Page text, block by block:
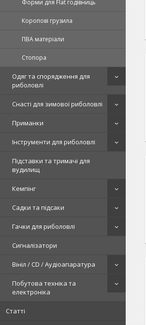
Форми для Flat годівниць
Коропові грузила
ПВА матеріали
Стопора
Одяг та спорядження для
риболовлі
Снасті для зимової риболовлі
Приманки
Інструменти для риболовлі
Підставки та тримачі для
вудилищ
Кемпінг
Садки та підсаки
Гачки для риболовлі
Сигналізатори
Вініл / CD / Аудіоапаратура
Побутова техніка та
електроніка
Статті